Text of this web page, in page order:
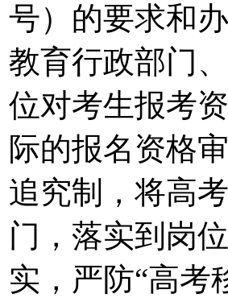
号）的要求和
教育行政部门
位对考生报考
际的报名资格
追究制，将高
门，落实到岗
实，严防“高考